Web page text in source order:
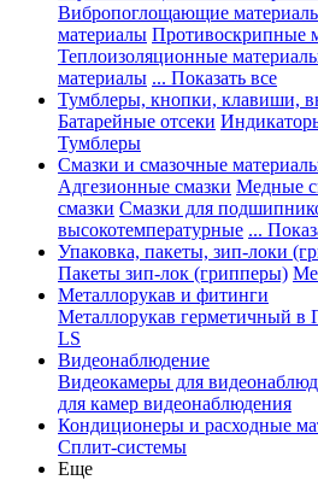
Вибропоглощающие
материалы Противоскрипные
Теплоизоляционные
материалы ... Показать все
Тумблеры, кнопки, клавиши,
Батарейные отсеки
Тумблеры
Смазки и смазочные
Адгезионные смазки Медные
смазки Смазки для
высокотемпературные ...
Упаковка, пакеты, зип-локи
Пакеты зип-лок (грипперы)
Металлорукав и фитинги
Металлорукав герметичный
LS
Видеонаблюдение
Видеокамеры для
для камер видеонаблюдения
Кондиционеры и расходные
Сплит-системы
Еще